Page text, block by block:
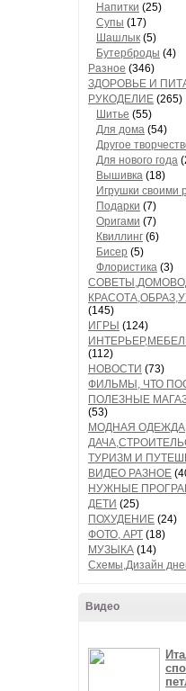
Напитки (25)
Супы (17)
Шашлык (5)
Бутерброды (4)
Разное (346)
ЗДОРОВЬЕ И
РУКОДЕЛИЕ (265)
Шитье (55)
Для дома (54)
Другое
Для нового года
Вышивка (18)
Игрушки своими
Подарки (7)
Оригами (7)
Квиллинг (6)
Бисер (5)
Флористика (3)
(145)
ИГРЫ (124)
(112)
НОВОСТИ (73)
ФИЛЬМЫ, ЧТО
ПОЛЕЗНЫЕ
(53)
МОДНАЯ ОДЕЖДА
ТУРИЗМ И
ВИДЕО РАЗНОЕ
НУЖНЫЕ
ДЕТИ (25)
ПОХУДЕНИЕ (24)
ФОТО, АРТ (18)
МУЗЫКА (14)
Схемы,Дизайн
Видео